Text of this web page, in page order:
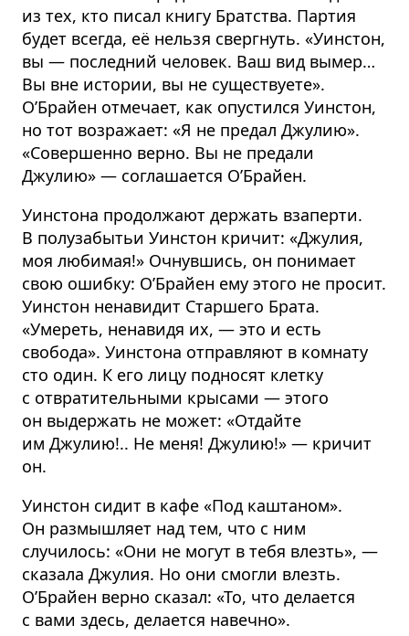
из тех, кто писал книгу Братства. Партия
будет всегда, её нельзя свергнуть. «Уинстон,
вы — последний человек. Ваш вид вымер…
Вы вне истории, вы не существуете».
О’Брайен отмечает, как опустился Уинстон,
но тот возражает: «Я не предал Джулию».
«Совершенно верно. Вы не предали
Джулию» — соглашается О’Брайен.
Уинстона продолжают держать взаперти.
В полузабытьи Уинстон кричит: «Джулия,
моя любимая!» Очнувшись, он понимает
свою ошибку: О’Брайен ему этого не просит.
Уинстон ненавидит Старшего Брата.
«Умереть, ненавидя их, — это и есть
свобода». Уинстона отправляют в комнату
сто один. К его лицу подносят клетку
с отврати­тельными крысами — этого
он выдержать не может: «Отдайте
им Джулию!.. Не меня! Джулию!» — кричит
он.
Уинстон сидит в кафе «Под каштаном».
Он размышляет над тем, что с ним
случилось: «Они не могут в тебя влезть», —
сказала Джулия. Но они смогли влезть.
О’Брайен верно сказал: «То, что делается
с вами здесь, делается навечно».